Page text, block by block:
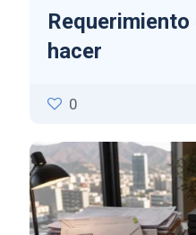
Requerimiento
hacer
0